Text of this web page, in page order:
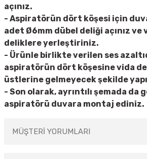
açınız.
- Aspiratörün dört köşesi için
adet Ø6mm dübel deliği açınız
deliklere yerleştiriniz.
- Ürünle birlikte verilen ses
aspiratörün dört köşesine vida
üstlerine gelmeyecek şekilde
- Son olarak, ayrıntılı şemada da
aspiratörü duvara montaj ediniz.
MÜŞTERİ YORUMLARI